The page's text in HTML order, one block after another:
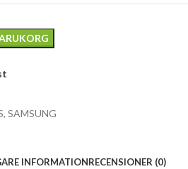
, SAMSUNG
INFORMATIONRECENSIONER (0)